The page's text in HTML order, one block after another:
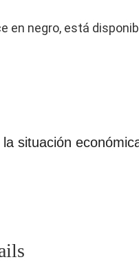
en negro, está
situación